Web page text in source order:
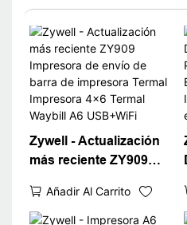
Zywell - Actualización
más reciente ZY909
barra de impresora
Termal Impresora 4x6
Añadir Al Carrito